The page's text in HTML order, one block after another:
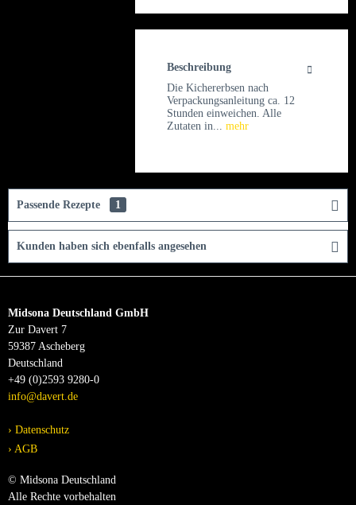
Beschreibung
Die Kichererbsen nach
Verpackungsanleitung ca. 12
Stunden einweichen. Alle
Zutaten in... mehr
Passende Rezepte 1
Kunden haben sich ebenfalls angesehen
Midsona Deutschland GmbH
Zur Davert 7
59387 Ascheberg
Deutschland
+49 (0)2593 9280-0
info@davert.de
Datenschutz
AGB
© Midsona Deutschland
Alle Rechte vorbehalten